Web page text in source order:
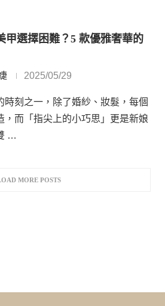
甲選擇困難？5 款優雅奢華的
2025/05/29
時刻之一，除了婚紗、妝髮，每個
，而「指尖上的小巧思」更是新娘
…
MORE POSTS